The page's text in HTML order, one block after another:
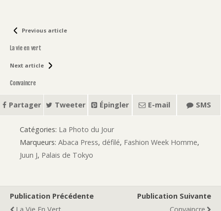
Previous article
La vie en vert
Next article
Convaincre
Partager Tweeter Épingler E-mail SMS
Catégories: La Photo du Jour
Marqueurs: Abaca Press, défilé, Fashion Week Homme,
Juun J, Palais de Tokyo
Publication Précédente
Publication Suivante